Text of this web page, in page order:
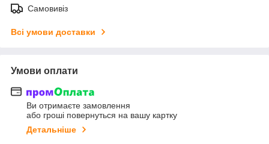
Самовивіз
Всі умови доставки
Умови оплати
Ви отримаєте замовлення
або гроші повернуться на вашу картку
Детальніше